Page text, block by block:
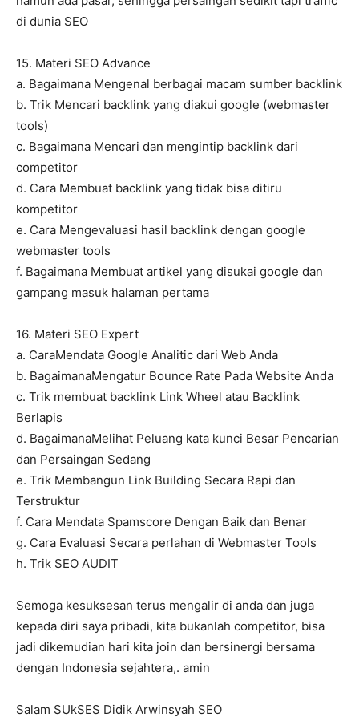
di dunia SEO
15. Materi SEO Advance
a. Bagaimana Mengenal berbagai macam sumber backlink
b. Trik Mencari backlink yang diakui google (webmaster
tools)
c. Bagaimana Mencari dan mengintip backlink dari
competitor
d. Cara Membuat backlink yang tidak bisa ditiru
kompetitor
e. Cara Mengevaluasi hasil backlink dengan google
webmaster tools
f. Bagaimana Membuat artikel yang disukai google dan
gampang masuk halaman pertama
16. Materi SEO Expert
a. CaraMendata Google Analitic dari Web Anda
b. BagaimanaMengatur Bounce Rate Pada Website Anda
c. Trik membuat backlink Link Wheel atau Backlink
Berlapis
d. BagaimanaMelihat Peluang kata kunci Besar Pencarian
dan Persaingan Sedang
e. Trik Membangun Link Building Secara Rapi dan
Terstruktur
f. Cara Mendata Spamscore Dengan Baik dan Benar
g. Cara Evaluasi Secara perlahan di Webmaster Tools
h. Trik SEO AUDIT
Semoga kesuksesan terus mengalir di anda dan juga
kepada diri saya pribadi, kita bukanlah competitor, bisa
jadi dikemudian hari kita join dan bersinergi bersama
dengan Indonesia sejahtera,. amin
Salam SUkSES Didik Arwinsyah SEO